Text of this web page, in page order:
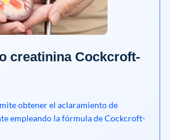
creatinina Cockcroft-
obtener el aclaramiento de
empleando la fórmula de Cockcroft-